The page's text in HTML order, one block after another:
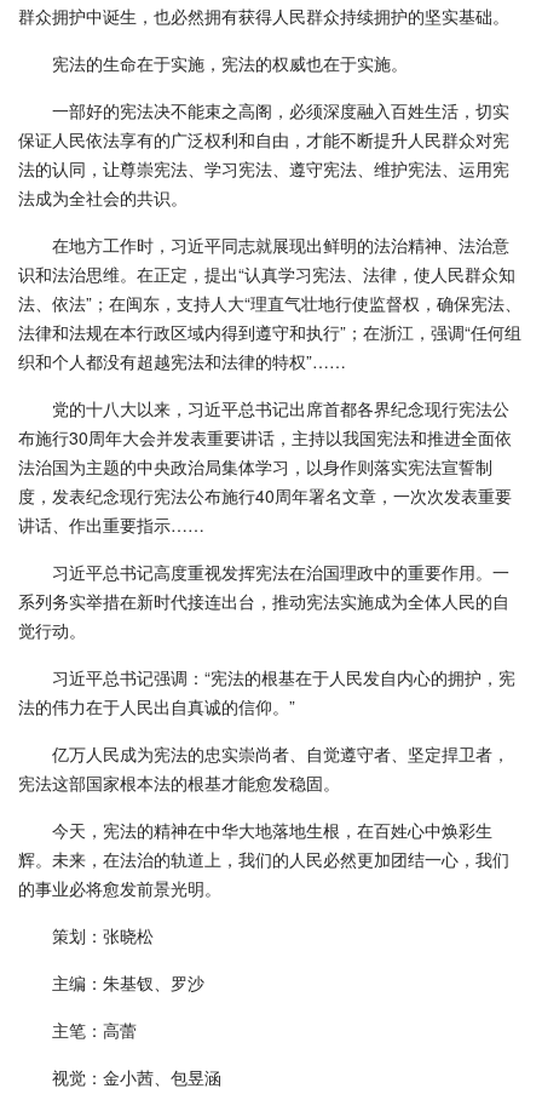
群众拥护中诞生，也必然拥有获得人民群众持续拥护的坚实基础。
宪法的生命在于实施，宪法的权威也在于实施。
一部好的宪法决不能束之高阁，必须深度融入百姓生活，切实
保证人民依法享有的广泛权利和自由，才能不断提升人民群众对宪
法的认同，让尊崇宪法、学习宪法、遵守宪法、维护宪法、运用宪
法成为全社会的共识。
在地方工作时，习近平同志就展现出鲜明的法治精神、法治意
识和法治思维。在正定，提出“认真学习宪法、法律，使人民群众知
法、依法”；在闽东，支持人大“理直气壮地行使监督权，确保宪法、
法律和法规在本行政区域内得到遵守和执行”；在浙江，强调“任何组
织和个人都没有超越宪法和法律的特权”……
党的十八大以来，习近平总书记出席首都各界纪念现行宪法公
布施行30周年大会并发表重要讲话，主持以我国宪法和推进全面依
法治国为主题的中央政治局集体学习，以身作则落实宪法宣誓制
度，发表纪念现行宪法公布施行40周年署名文章，一次次发表重要
讲话、作出重要指示……
习近平总书记高度重视发挥宪法在治国理政中的重要作用。一
系列务实举措在新时代接连出台，推动宪法实施成为全体人民的自
觉行动。
习近平总书记强调：“宪法的根基在于人民发自内心的拥护，宪
法的伟力在于人民出自真诚的信仰。”
亿万人民成为宪法的忠实崇尚者、自觉遵守者、坚定捍卫者，
宪法这部国家根本法的根基才能愈发稳固。
今天，宪法的精神在中华大地落地生根，在百姓心中焕彩生
辉。未来，在法治的轨道上，我们的人民必然更加团结一心，我们
的事业必将愈发前景光明。
策划：张晓松
主编：朱基钗、罗沙
主笔：高蕾
视觉：金小茜、包昱涵